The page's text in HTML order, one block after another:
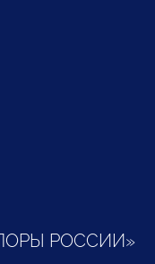
РОССИИ»